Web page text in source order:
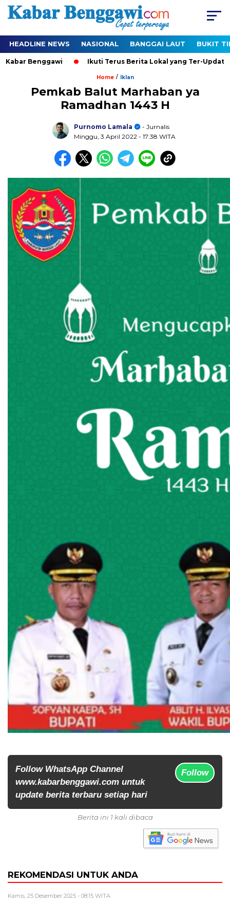
HEADLINE NEWS NASIONAL BANGGAI LAUT BUKIT
Ikuti Terus Berita Lokal yang Ter-Update Setiap
Home/ Iklan
Pemkab Balut Marhaban ya
Ramadhan 1443 H
Purnomo Lamala
- Jurnalis
Minggu, 3 April 2022 - 17:38 WITA
Follow WhatsApp Channel
www.kabarbenggawi.com untuk
update berita terbaru setiap hari
Follow
Berita ini 1 kali dibaca
REKOMENDASI UNTUK ANDA
Kamis, 25 Desember 2025 - 08:15 WITA